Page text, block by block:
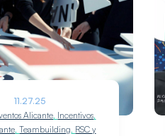
11.27.25
Alicante Incentivos
,Teambuilding RSC y